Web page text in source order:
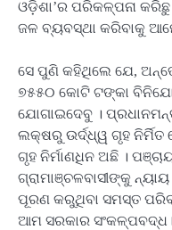
ଓଡ଼ିଶା’ର ପରିକଳ୍ପନା କରିଛୁ
ଜଳ ବ୍ୟବସ୍ଥା କରିବାକୁ
ସେ ପୁଣି କହିଥିଲେ ଯେ,
୭୫୫୦ କୋଟି ଟଙ୍କା
ଯୋଗାଇଦେବୁ ।
ଲକ୍ଷରୁ ଉର୍ଦ୍ଧ୍ୱ ଗୃହ ନିର୍ମିତ
ଗୃହ ନିର୍ମାଣଧିନ ଅଛି ।
ଗ୍ରାମାଞ୍ଚଳବାସୀଙ୍କୁ
ପୂରଣ କରୁଥିବା ସମସ୍ତ
ଆମ ସରକାର ସଂକଳ୍ପବଦ୍ଧ।